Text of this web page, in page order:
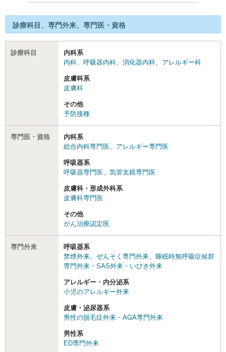
診療科目、専門外来、専門医・資格
診療科目
内科系
内科
呼吸器内科 消化器内科 アレルギー科
皮膚科系
皮膚科
その他
予防接種
専門医・資格
内科系
総合内科専門医
アレルギー専門医
呼吸器系
呼吸器専門医
気管支鏡専門医
皮膚科・形成外科系
皮膚科専門医
その他
がん治療認定医
専門外来
呼吸器系
禁煙外来
ぜんそく専門外来
睡眠時無呼吸症候群
専門外来・SAS外来・いびき外来
アレルギー・内分泌系
小児のアレルギー外来
皮膚・泌尿器系
男性の脱毛症外来・AGA専門外来
男性系
ED専門外来